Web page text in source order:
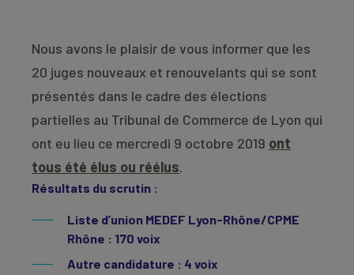
Nous avons le plaisir de vous informer que les
20 juges nouveaux et renouvelants qui se sont
présentés dans le cadre des élections
partielles au Tribunal de Commerce de Lyon qui
ont eu lieu ce mercredi 9 octobre 2019 ont
tous été élus ou réélus.
Résultats du scrutin :
Liste d’union MEDEF Lyon-Rhône/CPME
Rhône : 170 voix
Autre candidature : 4 voix